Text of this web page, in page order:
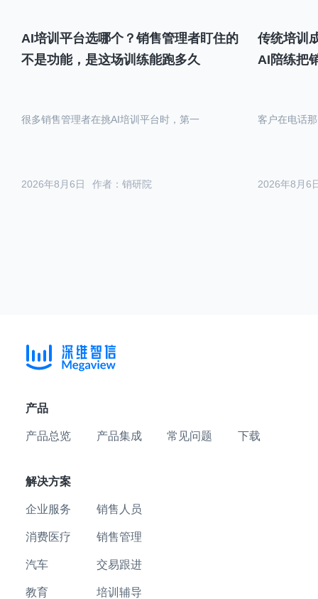
AI培训平台选哪个？销售管理者盯住的
不是功能，是这场训练能跑多久
作者：销研院
2026年8月6日
很多销售管理者在挑AI培训平台时，第一
传统培训
AI陪练把
2026年8月6
客户在电话
产品
产品总览 产品集成 常见问题 下载
解决方案
企业服务
消费医疗
汽车
教育
销售人员
销售管理
交易跟进
培训辅导